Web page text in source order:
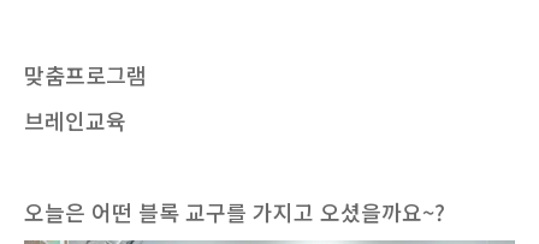
맞춤프로그램
브레인교육
오늘은 어떤 블록 교구를 가지고 오셨을까요~?